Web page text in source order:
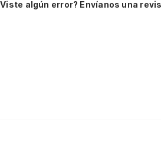
algún error? Envíanos una